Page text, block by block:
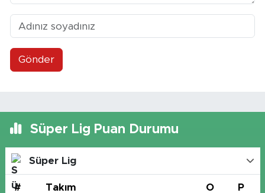
Gönder
Süper Lig Puan Durumu
Süper Lig
# Takım O P